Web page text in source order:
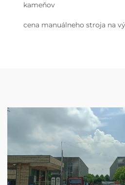
kameňov
cena manuálneho stroja na